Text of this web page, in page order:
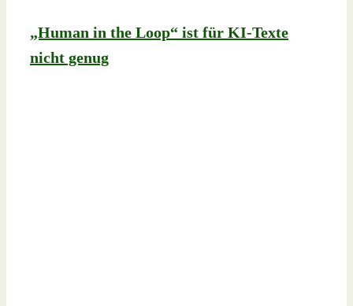
„Human in the Loop“ ist für KI-Texte
nicht genug